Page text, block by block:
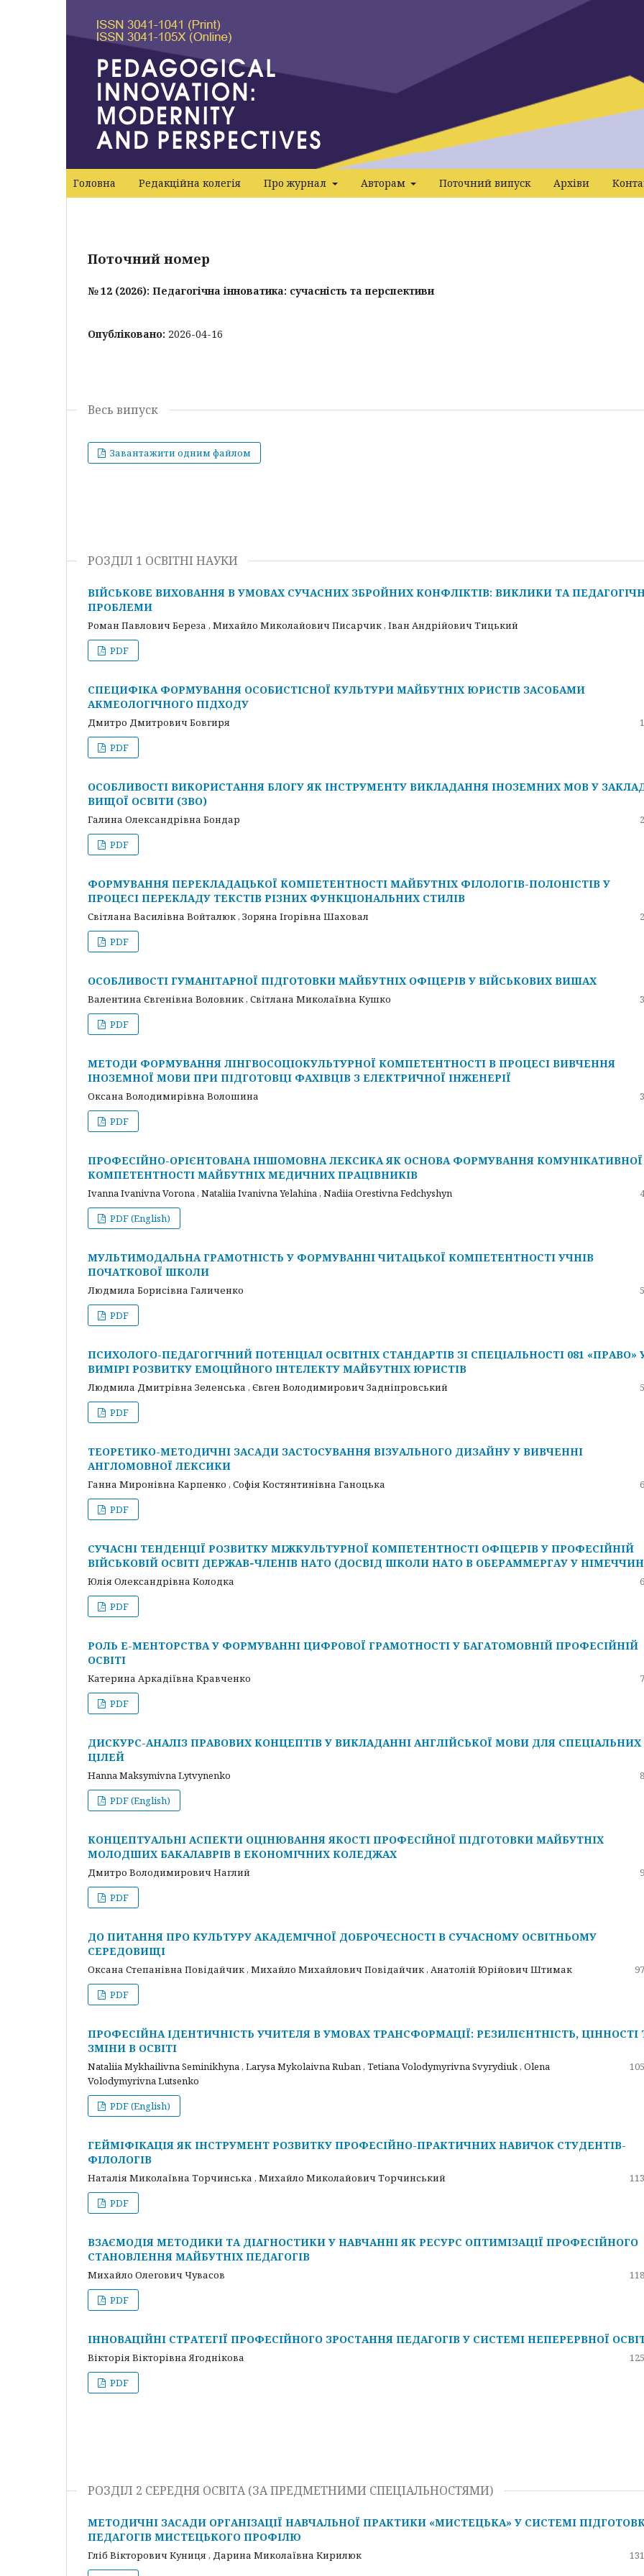
Головна Редакційна колегія Про журнал Авторам Поточний випуск Архіви
Поточний номер
№ 12 (2026): Педагогічна інноватика: сучасність та перспективи
Опубліковано: 2026-04-16
Весь випуск
Завантажити одним файлом
РОЗДІЛ 1 ОСВІТНІ НАУКИ
ВІЙСЬКОВЕ ВИХОВАННЯ В УМОВАХ СУЧАСНИХ ЗБРОЙНИХ КОНФЛІКТІВ: ВИКЛИКИ ТА
ПРОБЛЕМИ
Роман Павлович Береза , Михайло Миколайович Писарчик , Іван Андрійович Тицький
PDF
СПЕЦИФІКА ФОРМУВАННЯ ОСОБИСТІСНОЇ КУЛЬТУРИ МАЙБУТНІХ ЮРИСТІВ ЗАСОБАМИ
АКМЕОЛОГІЧНОГО ПІДХОДУ
Дмитро Дмитрович Бовгиря
PDF
ОСОБЛИВОСТІ ВИКОРИСТАННЯ БЛОГУ ЯК ІНСТРУМЕНТУ ВИКЛАДАННЯ ІНОЗЕМНИХ МОВ У
ВИЩОЇ ОСВІТИ (ЗВО)
Галина Олександрівна Бондар
PDF
ФОРМУВАННЯ ПЕРЕКЛАДАЦЬКОЇ КОМПЕТЕНТНОСТІ МАЙБУТНІХ ФІЛОЛОГІВ-ПОЛОНІСТІВ У
ПРОЦЕСІ ПЕРЕКЛАДУ ТЕКСТІВ РІЗНИХ ФУНКЦІОНАЛЬНИХ СТИЛІВ
Світлана Василівна Войталюк , Зоряна Ігорівна Шаховал
PDF
ОСОБЛИВОСТІ ГУМАНІТАРНОЇ ПІДГОТОВКИ МАЙБУТНІХ ОФІЦЕРІВ У ВІЙСЬКОВИХ ВИШАХ
Валентина Євгенівна Воловник , Світлана Миколаївна Кушко
PDF
МЕТОДИ ФОРМУВАННЯ ЛІНГВОСОЦІОКУЛЬТУРНОЇ КОМПЕТЕНТНОСТІ В ПРОЦЕСІ ВИВЧЕННЯ
ІНОЗЕМНОЇ МОВИ ПРИ ПІДГОТОВЦІ ФАХІВЦІВ З ЕЛЕКТРИЧНОЇ ІНЖЕНЕРІЇ
Оксана Володимирівна Волошина
PDF
ПРОФЕСІЙНО-ОРІЄНТОВАНА ІНШОМОВНА ЛЕКСИКА ЯК ОСНОВА ФОРМУВАННЯ КОМУНІКАТИВНОЇ
КОМПЕТЕНТНОСТІ МАЙБУТНІХ МЕДИЧНИХ ПРАЦІВНИКІВ
Ivanna Ivanivna Vorona , Nataliia Ivanivna Yelahina , Nadiia Orestivna Fedchyshyn
PDF (English)
МУЛЬТИМОДАЛЬНА ГРАМОТНІСТЬ У ФОРМУВАННІ ЧИТАЦЬКОЇ КОМПЕТЕНТНОСТІ УЧНІВ
ПОЧАТКОВОЇ ШКОЛИ
Людмила Борисівна Галиченко
PDF
ПСИХОЛОГО-ПЕДАГОГІЧНИЙ ПОТЕНЦІАЛ ОСВІТНІХ СТАНДАРТІВ ЗІ СПЕЦІАЛЬНОСТІ 081 «ПРАВО»
ВИМІРІ РОЗВИТКУ ЕМОЦІЙНОГО ІНТЕЛЕКТУ МАЙБУТНІХ ЮРИСТІВ
Людмила Дмитрівна Зеленська , Євген Володимирович Задніпровський
PDF
ТЕОРЕТИКО-МЕТОДИЧНІ ЗАСАДИ ЗАСТОСУВАННЯ ВІЗУАЛЬНОГО ДИЗАЙНУ У ВИВЧЕННІ
АНГЛОМОВНОЇ ЛЕКСИКИ
Ганна Миронівна Карпенко , Cофія Костянтинівна Ганоцька
PDF
СУЧАСНІ ТЕНДЕНЦІЇ РОЗВИТКУ МІЖКУЛЬТУРНОЇ КОМПЕТЕНТНОСТІ ОФІЦЕРІВ У ПРОФЕСІЙНІЙ
ВІЙСЬКОВІЙ ОСВІТІ ДЕРЖАВ‑ЧЛЕНІВ НАТО (ДОСВІД ШКОЛИ НАТО В ОБЕРАММЕРГАУ У
Юлія Олександрівна Колодка
PDF
РОЛЬ Е-МЕНТОРСТВА У ФОРМУВАННІ ЦИФРОВОЇ ГРАМОТНОСТІ У БАГАТОМОВНІЙ ПРОФЕСІЙНІЙ
ОСВІТІ
Катерина Аркадіївна Кравченко
PDF
ДИСКУРС-АНАЛІЗ ПРАВОВИХ КОНЦЕПТІВ У ВИКЛАДАННІ АНГЛІЙСЬКОЇ МОВИ ДЛЯ СПЕЦІАЛЬНИХ
ЦІЛЕЙ
Hanna Maksymivna Lytvynenko
PDF (English)
КОНЦЕПТУАЛЬНІ АСПЕКТИ ОЦІНЮВАННЯ ЯКОСТІ ПРОФЕСІЙНОЇ ПІДГОТОВКИ МАЙБУТНІХ
МОЛОДШИХ БАКАЛАВРІВ В ЕКОНОМІЧНИХ КОЛЕДЖАХ
Дмитро Володимирович Наглий
PDF
ДО ПИТАННЯ ПРО КУЛЬТУРУ АКАДЕМІЧНОЇ ДОБРОЧЕСНОСТІ В СУЧАСНОМУ ОСВІТНЬОМУ
СЕРЕДОВИЩІ
Оксана Степанівна Повідайчик , Михайло Михайлович Повідайчик , Анатолій Юрійович Штимак
PDF
ПРОФЕСІЙНА ІДЕНТИЧНІСТЬ УЧИТЕЛЯ В УМОВАХ ТРАНСФОРМАЦІЇ: РЕЗИЛІЄНТНІСТЬ, ЦІННОСТІ
ЗМІНИ В ОСВІТІ
Nataliia Mykhailivna Seminikhyna , Larysa Mykolaivna Ruban , Tetiana Volodymyrivna Svyrydiuk , Olena
Volodymyrivna Lutsenko
PDF (English)
ГЕЙМІФІКАЦІЯ ЯК ІНСТРУМЕНТ РОЗВИТКУ ПРОФЕСІЙНО-ПРАКТИЧНИХ НАВИЧОК СТУДЕНТІВ-
ФІЛОЛОГІВ
Наталія Миколаївна Торчинська , Михайло Миколайович Торчинський
PDF
ВЗАЄМОДІЯ МЕТОДИКИ ТА ДІАГНОСТИКИ У НАВЧАННІ ЯК РЕСУРС ОПТИМІЗАЦІЇ ПРОФЕСІЙНОГО
СТАНОВЛЕННЯ МАЙБУТНІХ ПЕДАГОГІВ
Михайло Олегович Чувасов
PDF
ІННОВАЦІЙНІ СТРАТЕГІЇ ПРОФЕСІЙНОГО ЗРОСТАННЯ ПЕДАГОГІВ У СИСТЕМІ НЕПЕРЕРВНОЇ
Вікторія Вікторівна Ягоднікова
PDF
РОЗДІЛ 2 СЕРЕДНЯ ОСВІТА (ЗА ПРЕДМЕТНИМИ СПЕЦІАЛЬНОСТЯМИ)
МЕТОДИЧНІ ЗАСАДИ ОРГАНІЗАЦІЇ НАВЧАЛЬНОЇ ПРАКТИКИ «МИСТЕЦЬКА» У СИСТЕМІ
ПЕДАГОГІВ МИСТЕЦЬКОГО ПРОФІЛЮ
Гліб Вікторович Куниця , Дарина Миколаївна Кирилюк